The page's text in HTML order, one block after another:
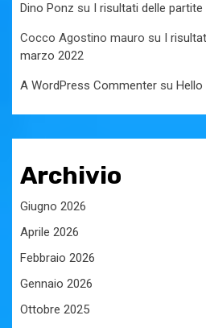
Dino Ponz su I risultati delle
Cocco Agostino mauro su I
marzo 2022
A WordPress Commenter su Hello
Archivio
Giugno 2026
Aprile 2026
Febbraio 2026
Gennaio 2026
Ottobre 2025